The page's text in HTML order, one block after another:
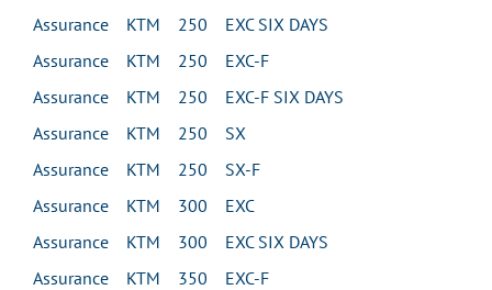
Assurance KTM 250 EXC SIX DAYS
Assurance KTM 250 EXC-F
Assurance KTM 250 EXC-F SIX DAYS
Assurance KTM 250 SX
Assurance KTM 250 SX-F
Assurance KTM 300 EXC
Assurance KTM 300 EXC SIX DAYS
Assurance KTM 350 EXC-F